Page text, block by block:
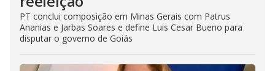
PT conclui composição em Minas Gerais com Patrus
Ananias e Jarbas Soares e define Luis Cesar Bueno para
disputar o governo de Goiás